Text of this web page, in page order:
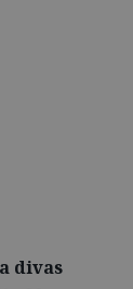
divas